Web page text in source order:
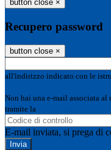
button close ×
Recupero password
button close ×
all'indirizzo indicato con le
Non hai una e-mail associata al
tramite la
E-mail inviata, si prega di